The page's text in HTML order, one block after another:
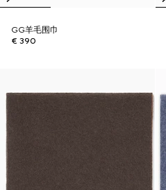
GG羊毛围巾
€ 390